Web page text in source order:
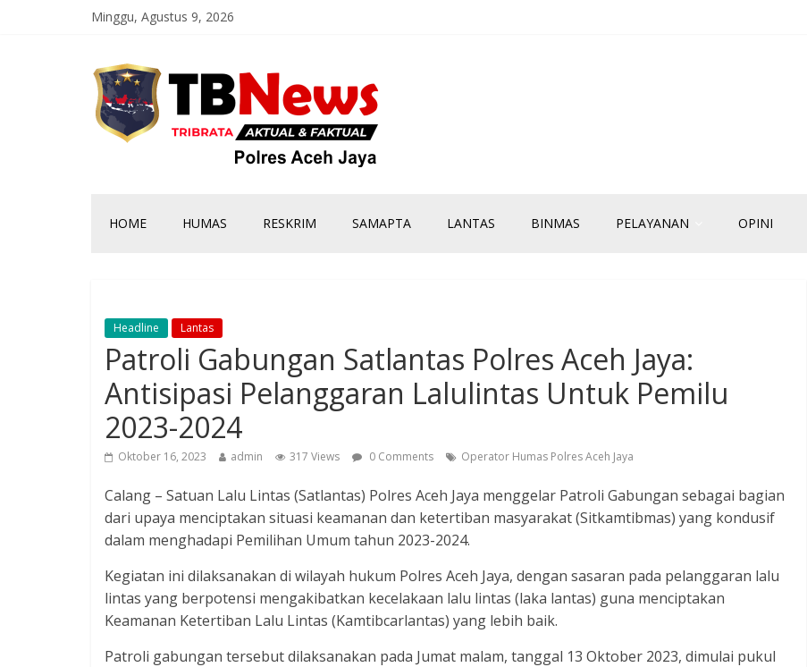
Minggu, Agustus 9, 2026
HOME HUMAS RESKRIM SAMAPTA LANTAS BINMAS PELAYANAN OPINI
Headline Lantas
Patroli Gabungan Satlantas Polres Aceh Jaya:
Antisipasi Pelanggaran Lalulintas Untuk Pemilu
2023-2024
Oktober 16, 2023 admin 317 Views 0 Comments Operator Humas Polres Aceh Jaya
Calang – Satuan Lalu Lintas (Satlantas) Polres Aceh Jaya menggelar Patroli Gabungan sebagai bagian
dari upaya menciptakan situasi keamanan dan ketertiban masyarakat (Sitkamtibmas) yang kondusif
dalam menghadapi Pemilihan Umum tahun 2023-2024.
Kegiatan ini dilaksanakan di wilayah hukum Polres Aceh Jaya, dengan sasaran pada pelanggaran lalu
lintas yang berpotensi mengakibatkan kecelakaan lalu lintas (laka lantas) guna menciptakan
Keamanan Ketertiban Lalu Lintas (Kamtibcarlantas) yang lebih baik.
Patroli gabungan tersebut dilaksanakan pada Jumat malam, tanggal 13 Oktober 2023, dimulai pukul